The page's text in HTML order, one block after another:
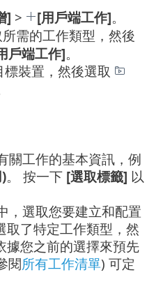
] > [用戶端工作]。
需的工作類型，然後
戶端工作]。
標裝置，然後選取
關工作的基本資訊，例
。 按一下 [選取標籤] 以
，選取您要建立和配置
取了特定工作類型，然
據您之前的選擇來預先
閱所有工作清單) 可定